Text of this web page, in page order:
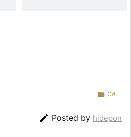
 C#
 Posted by hidepon